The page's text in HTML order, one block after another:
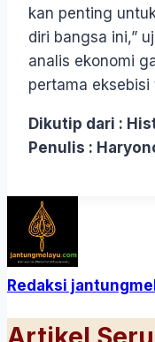
kan penting
diri bangsa ini,”
analis ekonomi
pertama
Dikutip dari :
Penulis :
Redaksi